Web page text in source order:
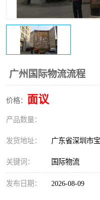
广州国际物流流程
价格： 面议
产品数量：
发货地址： 广东省深圳市
关键词： 国际物流
发布日期： 2026-08-09
新能源电池出口物流